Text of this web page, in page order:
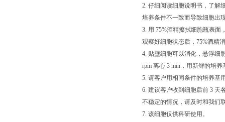
2. 仔细阅读细胞说明书，了解
培养条件不一致而导致细胞出
3. 用 75%酒精擦拭细胞瓶表
观察好细胞状态后，75%酒精
4. 贴壁细胞可以消化，悬浮细
rpm 离心 3 min，用新鲜的培
5. 请客户用相同条件的培养基
6. 建议客户收到细胞后前 3 天
不稳定的情况，请及时和我们
7. 该细胞仅供科研使用。